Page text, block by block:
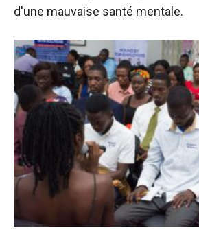
d'une mauvaise santé mentale.